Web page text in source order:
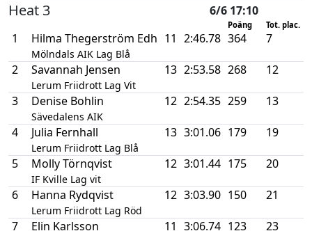
Heat 3 6/6 17:10
Poäng Tot. plac.
1 Hilma Thegerström Edh
Mölndals AIK Lag Blå
11 2:46.78 364 7
2 Savannah Jensen
Lerum Friidrott Lag Vit
13 2:53.58 268 12
3 Denise Bohlin
Sävedalens AIK
12 2:54.35 259 13
4 Julia Fernhall
Lerum Friidrott Lag Blå
13 3:01.06 179 19
5 Molly Törnqvist
IF Kville Lag vit
12 3:01.44 175 20
6 Hanna Rydqvist
Lerum Friidrott Lag Röd
12 3:03.90 150 21
7 Elin Karlsson 11 3:06.74 123 23